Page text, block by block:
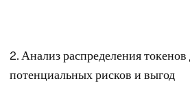
2. Анализ распределения
потенциальных рисков и выгод